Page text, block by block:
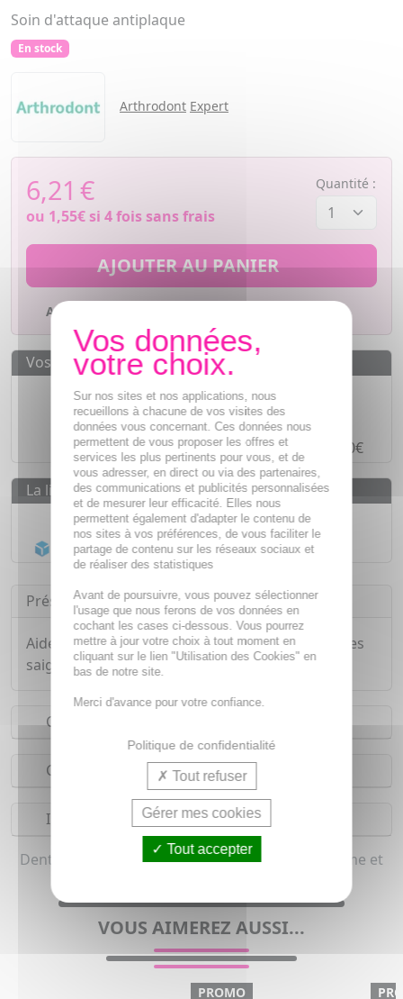
Soin d'attaque antiplaque
En stock
Arthrodont Expert
6,21 €
ou 1,55€si 4 fois sans frais
Quantité :
AJOUTER AU PANIER
Ajouter à mes favoris
Vos avantages
Des prixIMBATTABLES
Paiement en ligneSÉCURISÉ
Paiement en4 fois sans fraisà partir de 30€
La livraison
Livraison gratuite dès55€
Acheminement Chronopost en 24h*
Présentation
Aide à réduire l'irritation des gencives et limite les
saignements occasionnels.
Conseils d'utilisation
Composition
Indications
Dentifrice gencives sensibles pour homme, femme et
VOUS AIMEREZ AUSSI...
PROMO
Sur nos sites et nos applications, nous
recueillons à chacune de vos visites des
données vous concernant. Ces données nous
permettent de vous proposer les offres et
services les plus pertinents pour vous, et de
vous adresser, en direct ou via des partenaires,
des communications et publicités personnalisées
et de mesurer leur efficacité. Elles nous
permettent également d'adapter le contenu de
nos sites à vos préférences, de vous faciliter le
partage de contenu sur les réseaux sociaux et
de réaliser des statistiques
Avant de poursuivre, vous pouvez sélectionner
l'usage que nous ferons de vos données en
cochant les cases ci-dessous. Vous pourrez
mettre à jour votre choix à tout moment en
cliquant sur le lien "Utilisation des Cookies" en
bas de notre site.
Merci d'avance pour votre confiance.
Politique de confidentialité
Tout refuser
Gérer mes cookies
Tout accepter